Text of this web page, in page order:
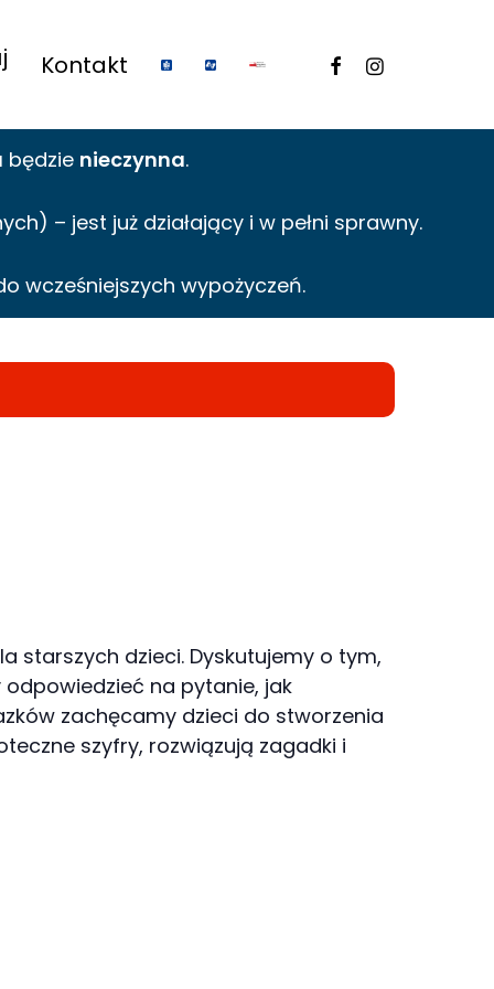
Kontakt facebookinstagram
będzie nieczynna.
– jest już działający i w pełni sprawny.
wcześniejszych wypożyczeń.
starszych dzieci. Dyskutujemy o tym,
na pytanie, jak
zachęcamy dzieci do stworzenia
szyfry, rozwiązują zagadki i